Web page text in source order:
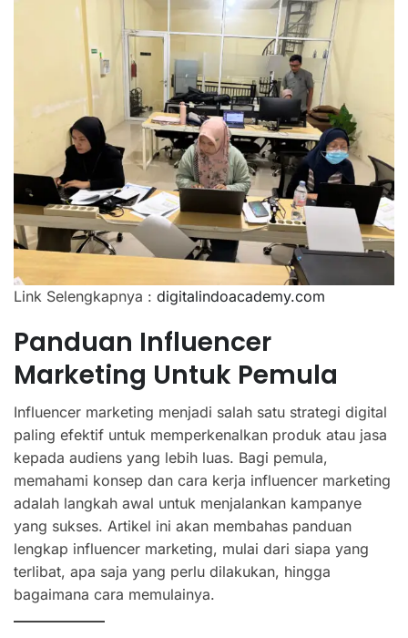
Link Selengkapnya : digitalindoacademy.com
Panduan Influencer
Marketing Untuk Pemula
Influencer marketing menjadi salah satu strategi digital
paling efektif untuk memperkenalkan produk atau jasa
kepada audiens yang lebih luas. Bagi pemula,
memahami konsep dan cara kerja influencer marketing
adalah langkah awal untuk menjalankan kampanye
yang sukses. Artikel ini akan membahas panduan
lengkap influencer marketing, mulai dari siapa yang
terlibat, apa saja yang perlu dilakukan, hingga
bagaimana cara memulainya.